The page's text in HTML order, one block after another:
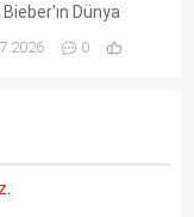
Dünya
devre arasında
'Everything
sanatçıya büyük bir
0
.